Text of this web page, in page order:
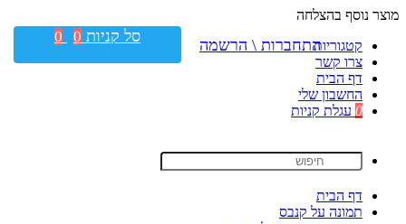
מוצר נוסף בהצלחה
קטגוריות
צרו קשר
דף הבית
החשבון שלי
0 עגלת קניות
דף הבית
תמונה על קנבס
התחברות \ הרשמה סל קניות 0
0